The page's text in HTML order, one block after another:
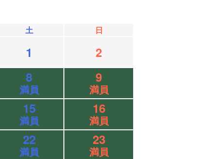
土 日
1
2
8
満員
9
満員
15
満員
16
満員
22
満員
23
満員